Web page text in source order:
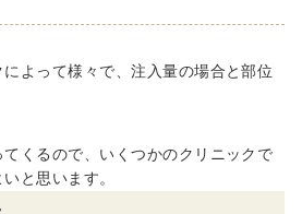
よって様々で、注入量の場合と部位
くるので、いくつかのクリニックで
と思います。